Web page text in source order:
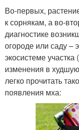
Во-первых,
к сорнякам, а во-
диагностике
огороде или саду –
экосистеме
изменения в
легко прочитать
появления мха: